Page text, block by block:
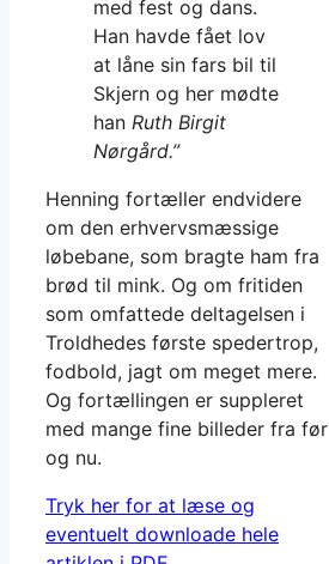
med fest og dans.
Han havde fået lov
at låne sin fars bil til
Skjern og her mødte
han Ruth Birgit
Nørgård.”
Henning fortæller endvidere
om den erhvervsmæssige
løbebane, som bragte ham fra
brød til mink. Og om fritiden
som omfattede deltagelsen i
Troldhedes første spedertrop,
fodbold, jagt om meget mere.
Og fortællingen er suppleret
med mange fine billeder fra før
og nu.
Tryk her for at læse og
eventuelt downloade hele